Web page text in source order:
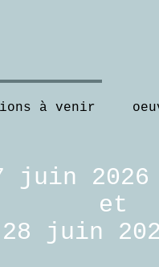
à venir
juin 2026
et
juin